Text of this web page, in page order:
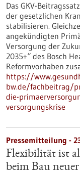
Das GKV-
der gesetzlichen
stabilisieren.
angekündigten
Versorgung der
2035+“ des Bosch
Reformvorhaben
https://
bw.de/fachbeitrag/
die-
versorgungskrise
Pressemitteilung -
Flexibilität ist
beim Bau